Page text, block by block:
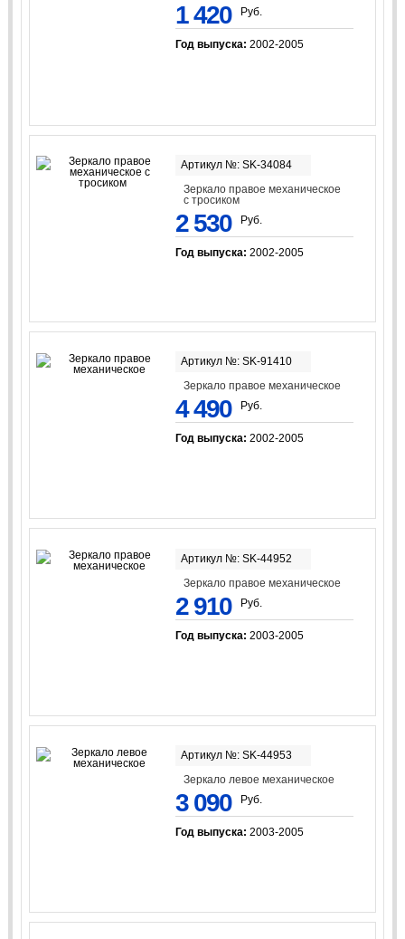
1 420 Руб.
Год выпуска: 2002-2005
Артикул №: SK-34084
Зеркало правое механическое
с тросиком
2 530 Руб.
Год выпуска: 2002-2005
Артикул №: SK-91410
Зеркало правое механическое
4 490 Руб.
Год выпуска: 2002-2005
Артикул №: SK-44952
Зеркало правое механическое
2 910 Руб.
Год выпуска: 2003-2005
Артикул №: SK-44953
Зеркало левое механическое
3 090 Руб.
Год выпуска: 2003-2005